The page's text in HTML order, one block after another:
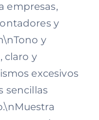
empresas,
y
y
claro y
excesivos
sencillas